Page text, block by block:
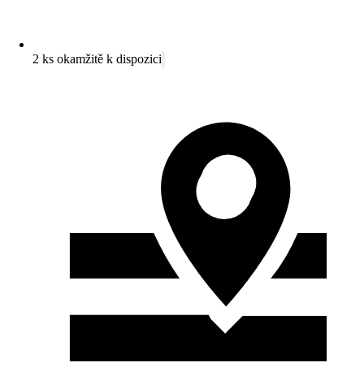
2 ks okamžitě k dispozici